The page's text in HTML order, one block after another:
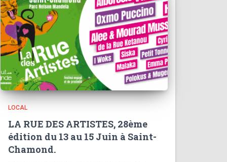
LOCAL
LA RUE DES ARTISTES, 28ème
édition du 13 au 15 Juin à Saint-
Chamond.